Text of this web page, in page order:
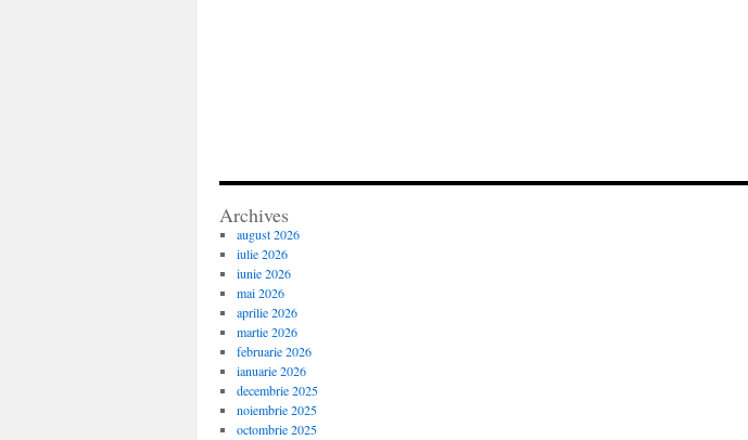
Archives
august 2026
iulie 2026
iunie 2026
mai 2026
aprilie 2026
martie 2026
februarie 2026
ianuarie 2026
decembrie 2025
noiembrie 2025
octombrie 2025